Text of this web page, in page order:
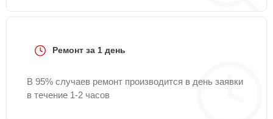
Ремонт за 1 день
В 95% случаев ремонт производится в день заявки
в течение 1-2 часов